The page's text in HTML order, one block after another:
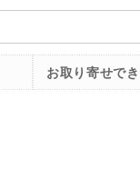
お取り寄せで